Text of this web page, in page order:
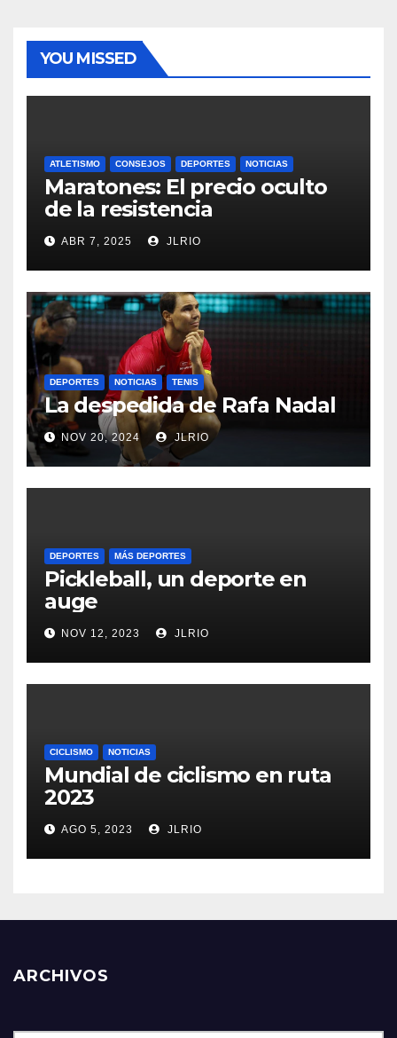
YOU MISSED
ATLETISMO CONSEJOS DEPORTES NOTICIAS
Maratones: El precio oculto
de la resistencia
ABR 7, 2025 JLRIO
DEPORTES NOTICIAS TENIS
La despedida de Rafa Nadal
NOV 20, 2024 JLRIO
DEPORTES MÁS DEPORTES
Pickleball, un deporte en
auge
NOV 12, 2023 JLRIO
CICLISMO NOTICIAS
Mundial de ciclismo en ruta
2023
AGO 5, 2023 JLRIO
ARCHIVOS